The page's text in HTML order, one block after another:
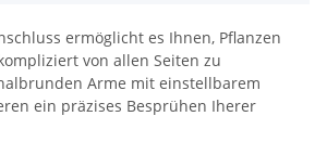
ermöglicht es Ihnen, Pflanzen
von allen Seiten zu
Arme mit einstellbarem
ein präzises Besprühen Iherer